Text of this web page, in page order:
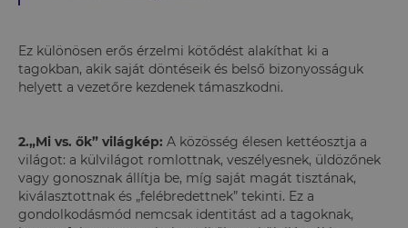
Ez különösen erős érzelmi kötődést alakíthat ki a
tagokban, akik saját döntéseik és belső bizonyosságuk
helyett a vezetőre kezdenek támaszkodni.
2.„Mi vs. ők” világkép: A közösség élesen kettéosztja a
világot: a külvilágot romlottnak, veszélyesnek, üldözőnek
vagy gonosznak állítja be, míg saját magát tisztának,
kiválasztottnak és „felébredettnek” tekinti. Ez a
gondolkodásmód nemcsak identitást ad a tagoknak,